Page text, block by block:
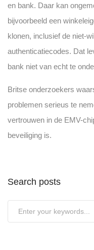
en bank. Daar kan
bijvoorbeeld een
klonen, inclusief de niet-
authenticatiecodes. Dat
bank niet van echt te
Britse onderzoekers
problemen serieus te
vertrouwen in de EMV-
beveiliging is.
Search posts